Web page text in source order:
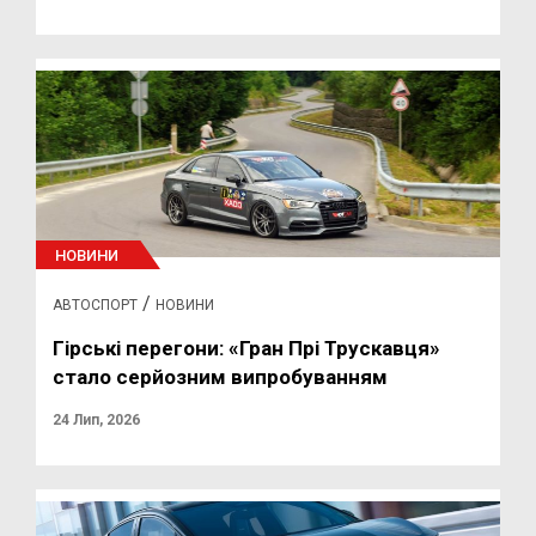
НОВИНИ
АВТОСПОРТ / НОВИНИ
Гірські перегони: «Гран Прі Трускавця»
стало серйозним випробуванням
24 Лип, 2026